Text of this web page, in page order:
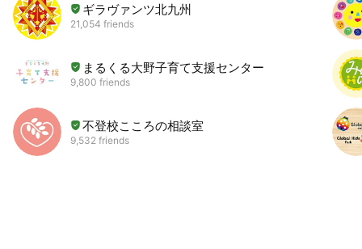
ギラヴァンツ北九州
21,054 friends
まるくる大野子育て支援センター
9,800 friends
不登校こころの相談室
9,532 friends